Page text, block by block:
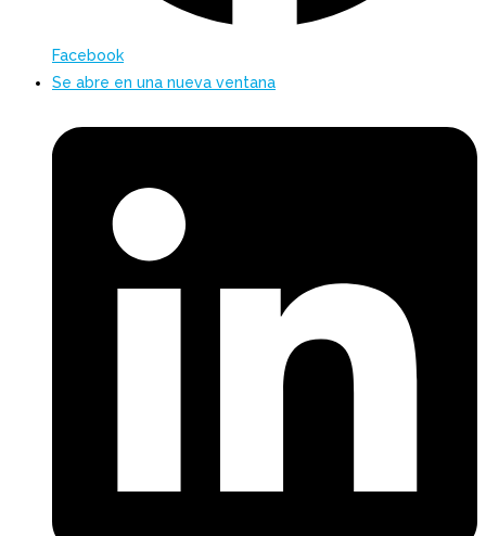
Facebook
Se abre en una nueva ventana